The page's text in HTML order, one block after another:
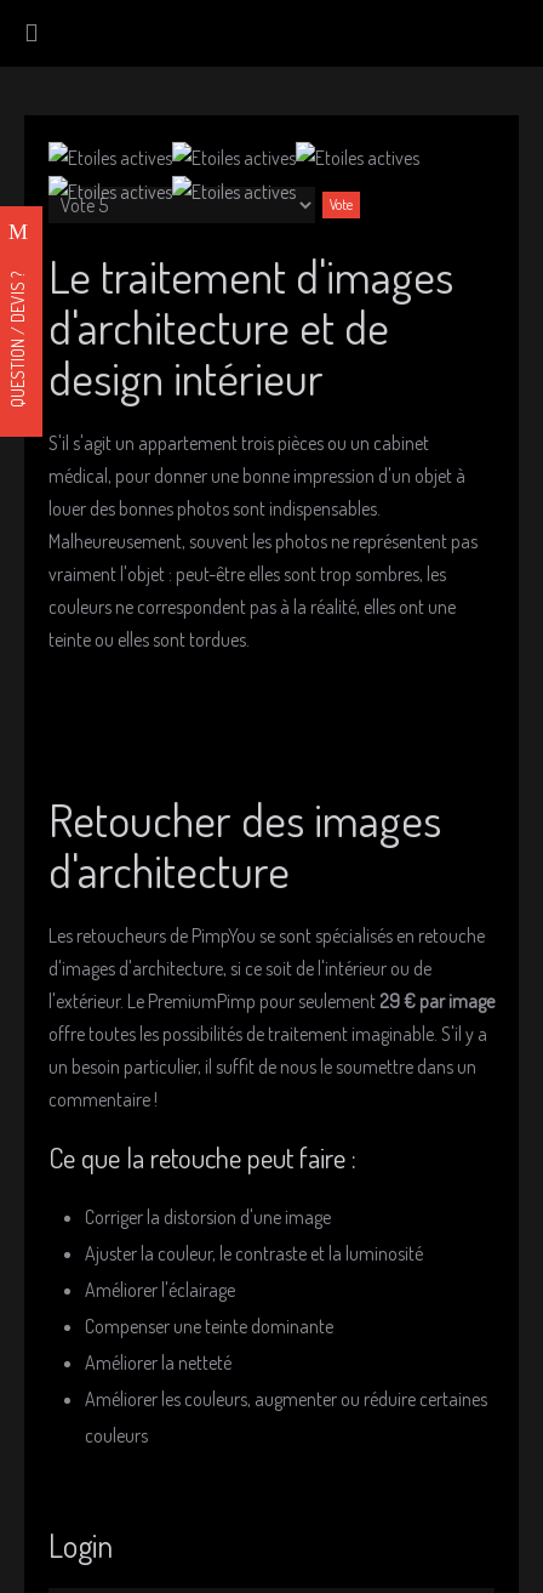
V
o
u
t
l
s
a
t
e
u
r
:
5
V
l
z
o
r
Le traitement d'images
d'architecture et de
design intérieur
S'il s'agit un appartement trois pièces ou un cabinet
médical, pour donner une bonne impression d'un objet à
louer des bonnes photos sont indispensables.
Malheureusement, souvent les photos ne représentent pas
vraiment l'objet : peut-être elles sont trop sombres, les
couleurs ne correspondent pas à la réalité, elles ont une
teinte ou elles sont tordues.
Retoucher des images
d'architecture
Les retoucheurs de PimpYou se sont spécialisés en retouche
d'images d'architecture, si ce soit de l'intérieur ou de
l'extérieur. Le PremiumPimp pour seulement 29 € par image
offre toutes les possibilités de traitement imaginable. S'il y a
un besoin particulier, il suffit de nous le soumettre dans un
commentaire !
Ce que la retouche peut faire :
Corriger la distorsion d'une image
Ajuster la couleur, le contraste et la luminosité
Améliorer l'éclairage
Compenser une teinte dominante
Améliorer la netteté
Améliorer les couleurs, augmenter ou réduire certaines
couleurs
Login
QUESTION / DEVIS ?